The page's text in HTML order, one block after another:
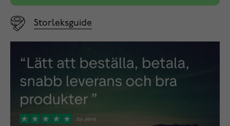
Storleksguide